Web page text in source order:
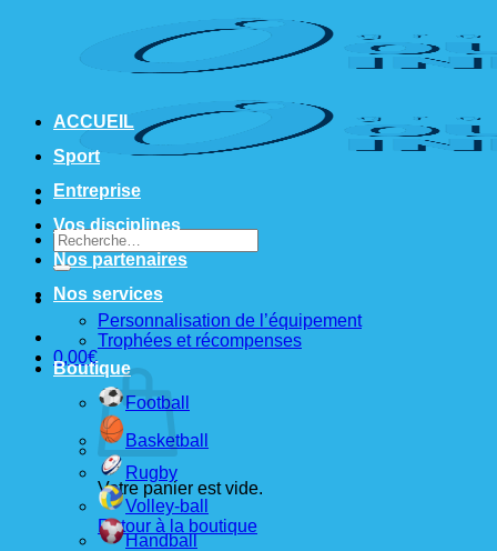
Recherche
pour :
0,00€
Votre panier est vide.
Retour à la boutique
ACCUEIL
Sport
Entreprise
Vos disciplines
Nos partenaires
Nos services
Personnalisation de l’équipement
Trophées et récompenses
Boutique
Football
Basketball
Rugby
Volley-ball
Handball